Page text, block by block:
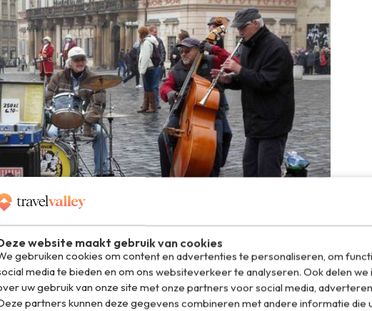
website maakt gebruik van cookies
gebruiken cookies om content en advertenties te personaliseren, om
media te bieden en om ons websiteverkeer te analyseren. Ook delen
uw gebruik van onze site met onze partners voor social media,
partners kunnen deze gegevens combineren met andere informatie die
must see!